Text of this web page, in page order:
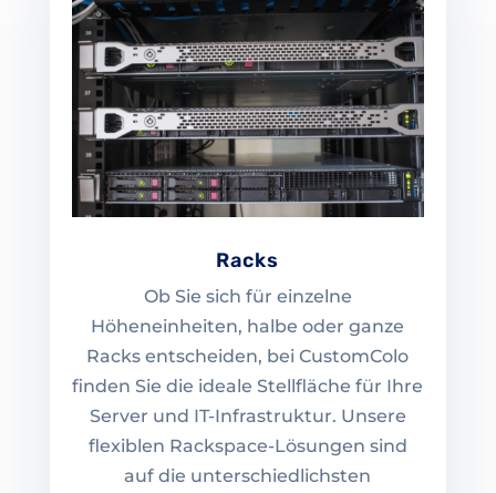
Racks
Ob Sie sich für einzelne
Höheneinheiten, halbe oder ganze
Racks entscheiden, bei CustomColo
finden Sie die ideale Stellfläche für Ihre
Server und IT-Infrastruktur. Unsere
flexiblen Rackspace-Lösungen sind
auf die unterschiedlichsten